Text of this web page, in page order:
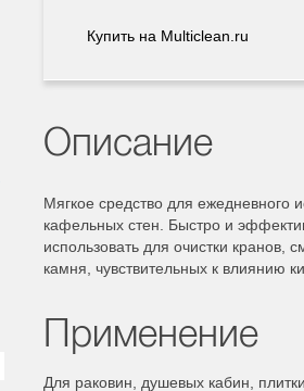
Купить на Multiclean.ru
Описание
Мягкое средство для ежедневного
кафельных стен. Быстро и
использовать для очистки кранов,
камня, чувствительных к влиянию
Применение
Для раковин, душевых кабин, плитки.